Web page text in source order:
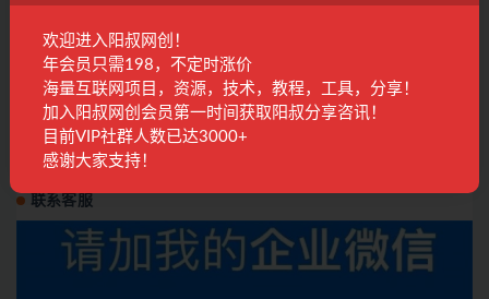
会议回放
对外收费699抖音傻瓜式一键搬运，起号专用5
分钟一个视频《软件+详细教程》
精品课程 3年前
联系客服
欢迎进入阳叔网创！
年会员只需198，不定时涨价
海量互联网项目，资源，技术，教程，工具，分享！
加入阳叔网创会员第一时间获取阳叔分享咨讯！
目前VIP社群人数已达3000+
感谢大家支持！